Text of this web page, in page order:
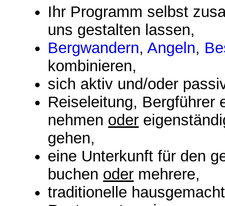
Ihr Programm selbst
uns gestalten lassen,
Bergwandern,Angeln,
kombinieren,
sich aktiv und/oder
Reiseleitung, Bergführer
nehmen oder
gehen,
eine Unterkunft für den
buchen oder mehrere,
traditionelle